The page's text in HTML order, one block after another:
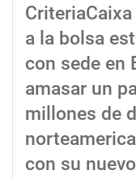
a la bolsa
con sede en
amasar un
millones de
con su